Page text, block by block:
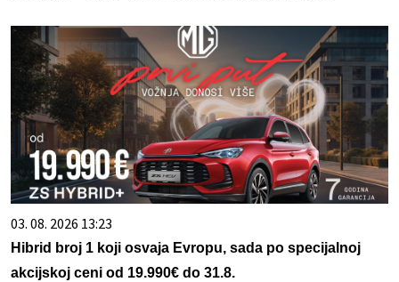
03. 08. 2026 13:23
Hibrid broj 1 koji osvaja Evropu, sada po specijalnoj
akcijskoj ceni od 19.990€ do 31.8.